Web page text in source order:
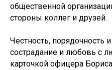
общественной
стороны коллег и друзей.
Честность, порядочность
сострадание и любовь с
карточкой офицера